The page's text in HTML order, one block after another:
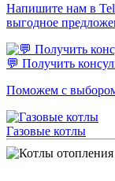
Напишите нам в
выгодное
💬 Получить
Поможем с
Газовые котлы